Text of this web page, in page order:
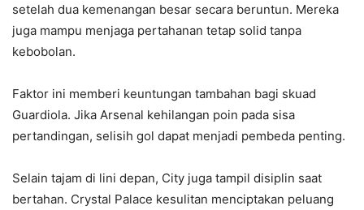
setelah dua kemenangan besar secara beruntun. Mereka
juga mampu menjaga pertahanan tetap solid tanpa
kebobolan.
Faktor ini memberi keuntungan tambahan bagi skuad
Guardiola. Jika Arsenal kehilangan poin pada sisa
pertandingan, selisih gol dapat menjadi pembeda penting.
Selain tajam di lini depan, City juga tampil disiplin saat
bertahan. Crystal Palace kesulitan menciptakan peluang